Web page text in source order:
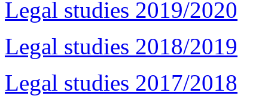
Legal studies 2019/2020
Legal studies 2018/2019
Legal studies 2017/2018